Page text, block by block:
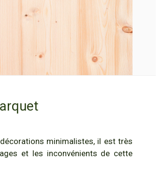
minimalistes, il est très
et les inconvénients de cette